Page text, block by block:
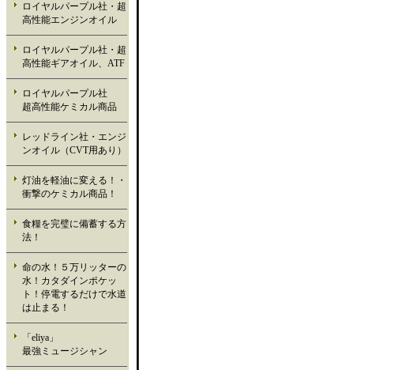
ロイヤルパープル社・超
高性能エンジンオイル
ロイヤルパープル社・超
高性能ギアオイル、ATF
ロイヤルパープル社
超高性能ケミカル商品
レッドライン社・エンジ
ンオイル（CVT用あり）
灯油を軽油に変える！・
衝撃のケミカル商品！
食糧を完璧に備蓄する方
法！
命の水！５万リッターの
水！カタダインポケッ
ト！停電するだけで水道
は止まる！
「eliya」
最強ミュージシャン